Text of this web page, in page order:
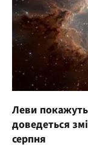
Леви покажуть
доведеться
серпня